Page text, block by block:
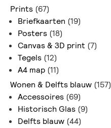
Prints (67)
Briefkaarten (19)
Posters (18)
Canvas & 3D print (7)
Tegels (12)
A4 map (11)
Wonen & Delfts blauw (157)
Accessoires (69)
Historisch Glas (9)
Delfts blauw (44)